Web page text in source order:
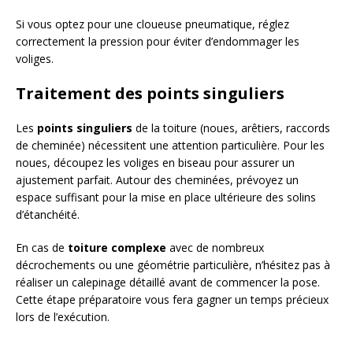
Si vous optez pour une cloueuse pneumatique, réglez
correctement la pression pour éviter d’endommager les
voliges.
Traitement des points singuliers
Les points singuliers de la toiture (noues, arêtiers, raccords
de cheminée) nécessitent une attention particulière. Pour les
noues, découpez les voliges en biseau pour assurer un
ajustement parfait. Autour des cheminées, prévoyez un
espace suffisant pour la mise en place ultérieure des solins
d’étanchéité.
En cas de toiture complexe avec de nombreux
décrochements ou une géométrie particulière, n’hésitez pas à
réaliser un calepinage détaillé avant de commencer la pose.
Cette étape préparatoire vous fera gagner un temps précieux
lors de l’exécution.